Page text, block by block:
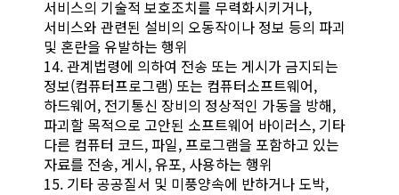
서비스의 기술적 보호조치를 무력화시키거나,
서비스와 관련된 설비의 오동작이나 정보 등의 파괴
및 혼란을 유발하는 행위
14. 관계법령에 의하여 전송 또는 게시가 금지되는
정보(컴퓨터프로그램) 또는 컴퓨터소프트웨어,
하드웨어, 전기통신 장비의 정상적인 가동을 방해,
파괴할 목적으로 고안된 소프트웨어 바이러스, 기타
다른 컴퓨터 코드, 파일, 프로그램을 포함하고 있는
자료를 전송, 게시, 유포, 사용하는 행위
15. 기타 공공질서 및 미풍양속에 반하거나 도박,